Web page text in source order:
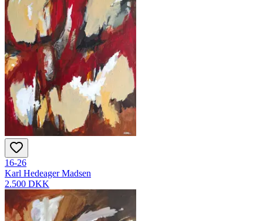
16-26
Karl Hedeager Madsen
2.500 DKK